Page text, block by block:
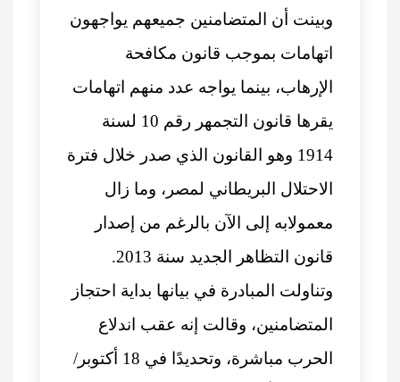
وبينت أن المتضامنين جميعهم يواجهون
اتهامات بموجب قانون مكافحة
الإرهاب، بينما يواجه عدد منهم اتهامات
يقرها قانون التجمهر رقم 10 لسنة
1914 وهو القانون الذي صدر خلال فترة
الاحتلال البريطاني لمصر، وما زال
معمولابه إلى الآن بالرغم من إصدار
قانون التظاهر الجديد سنة 2013.
وتناولت المبادرة في بيانها بداية احتجاز
المتضامنين، وقالت إنه عقب اندلاع
الحرب مباشرة، وتحديدًا في 18 أكتوبر/